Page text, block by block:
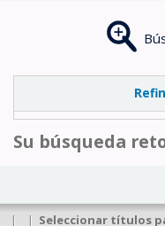
Su búsqueda
| | Seleccionar títulos